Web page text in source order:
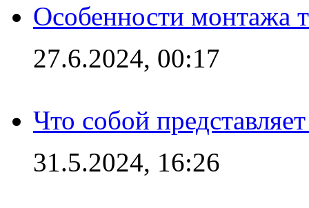
Особенности монтажа
27.6.2024, 00:17
Что собой
31.5.2024, 16:26